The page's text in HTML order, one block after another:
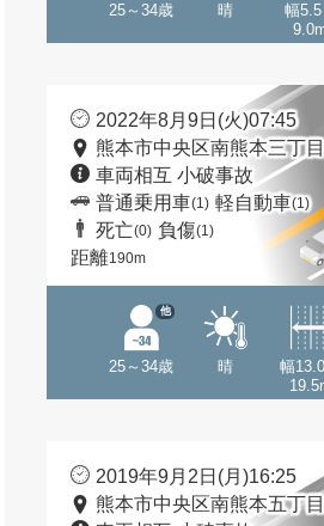
25～34歳 晴
幅5.5
2022年8月9日(火)07:45
熊本市中央区南熊本三丁
車両相互 小破事故
普通乗用車(1) 軽自動車(1)
死亡(0) 負傷(1)
距離190m
25～34歳
他
晴
幅
2019年9月2日(月)16:25
熊本市中央区南熊本五丁